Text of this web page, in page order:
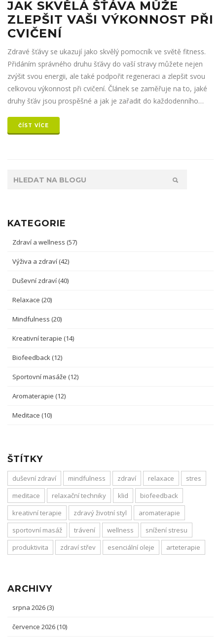
JAK SKVĚLÁ ŠŤÁVA MŮŽE
ZLEPŠIT VAŠI VÝKONNOST PŘI
CVIČENÍ
Zdravé šťávy se ukazují jako skvělý pomocník ve světě fitness.
Přidáním správného druhu šťávy do vaší stravy můžete nejen
zvýšit svou energii, ale také podpořit regeneraci a zlepšit svou
celkovou výkonnost při cvičení. Článek se zaměřuje na to, jaké
druhy šťáv jsou prospěšné a jak je zařadit do každodenního
naleznete i několik zajímavostí a tipů, které vás možná překvapí.
ČÍST VÍCE
KATEGORIE
Zdraví a wellness (57)
Výživa a zdraví (42)
Duševní zdraví (40)
Relaxace (20)
Mindfulness (20)
Kreativní terapie (14)
Biofeedback (12)
Sportovní masáže (12)
Aromaterapie (12)
Meditace (10)
ŠTÍTKY
duševní zdraví mindfulness zdraví relaxace
stres
meditace
relaxační techniky klid
biofeedback
kreativní terapie
zdravý životní styl
aromaterapie
sportovní masáž
trávení wellness
snížení stresu
produktivita
zdraví střev esenciální oleje arteterapie
ARCHIVY
srpna 2026 (3)
července 2026 (10)